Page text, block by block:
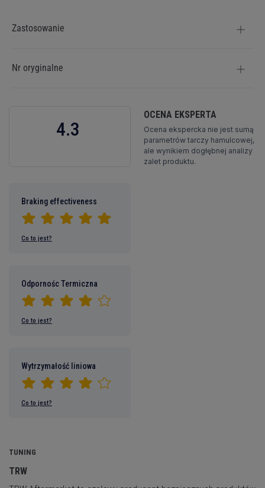
Zastosowanie
Nr oryginalne
4.3
OCENA EKSPERTA
Ocena ekspercka nie jest sumą
parametrów tarczy hamulcowej,
ale wynikiem dogłębnej analizy
zalet produktu.
Braking effectiveness
Co to jest?
Odpornośc Termiczna
Co to jest?
Wytrzymałość liniowa
Co to jest?
TUNING
TRW